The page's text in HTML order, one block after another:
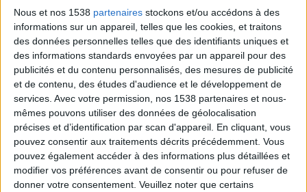
Nous et nos 1538 partenaires stockons et/ou accédons à des
informations sur un appareil, telles que les cookies, et traitons
des données personnelles telles que des identifiants uniques et
des informations standards envoyées par un appareil pour des
publicités et du contenu personnalisés, des mesures de publicité
et de contenu, des études d'audience et le développement de
services. Avec votre permission, nos 1538 partenaires et nous-
mêmes pouvons utiliser des données de géolocalisation
précises et d’identification par scan d'appareil. En cliquant, vous
pouvez consentir aux traitements décrits précédemment. Vous
pouvez également accéder à des informations plus détaillées et
modifier vos préférences avant de consentir ou pour refuser de
donner votre consentement. Veuillez noter que certains
Webinaires en direct Voir tout